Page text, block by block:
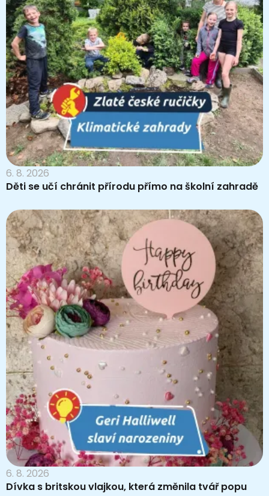
6. 8. 2026
Děti se učí chránit přírodu přímo na školní zahradě
6. 8. 2026
Dívka s britskou vlajkou, která změnila tvář popu